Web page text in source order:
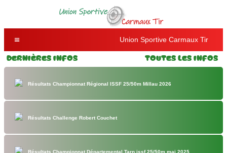
Union Sportive Carmaux Tir
Dernières Infos Toutes les Infos
Résultats Championnat Régional ISSF 25/50m Millau 2026
Résultats Challenge Robert Couchet
Résultats Championnat Départemental Tarn issf 25/50m mai 2025